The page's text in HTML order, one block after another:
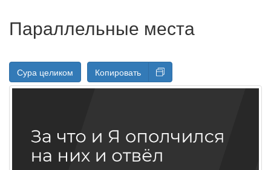
Параллельные места
Сура целиком Копировать